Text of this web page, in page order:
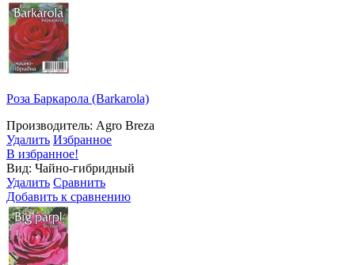
Роза Баркарола (Barkarola)
Производитель: Agro Breza
Удалить Избранное
В избранное!
Вид: Чайно-гибридный
Удалить Сравнить
Добавить к сравнению